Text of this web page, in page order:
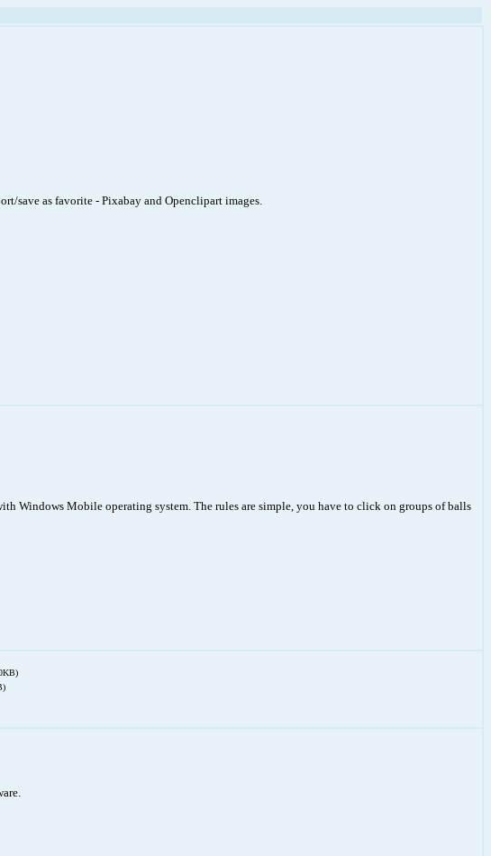
save as favorite - Pixabay and Openclipart images.
Windows Mobile operating system. The rules are simple, you have to click on groups of balls